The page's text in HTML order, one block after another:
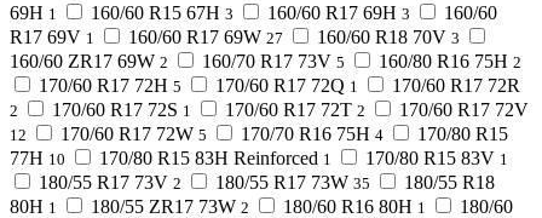
69H 1 160/60 R15 67H 3 160/60 R17 69H 3
160/60
R17 69V 1 160/60 R17 69W 27 160/60 R18 70V 3
160/60 ZR17 69W 2 160/70 R17 73V 5 160/80 R16 75H 2
170/60 R17 72H 5 170/60 R17 72Q 1 170/60 R17 72R
2 170/60 R17 72S 1 170/60 R17 72T 2 170/60 R17 72V
12 170/60 R17 72W 5 170/70 R16 75H 4
170/80 R15
77H 10 170/80 R15 83H Reinforced 1 170/80 R15 83V 1
180/55 R17 73V 2 180/55 R17 73W 35
180/55 R18
80H 1 180/55 ZR17 73W 2 180/60 R16 80H 1
180/60